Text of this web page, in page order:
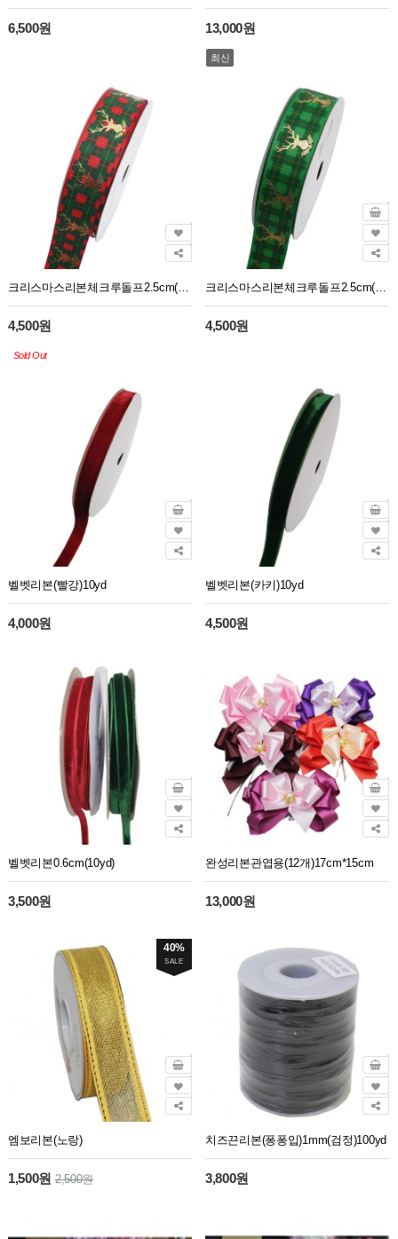
6,500원 13,000원
최신
4,500원
Sold Out
4,500원
벨벳리본(빨강)10yd
4,000원
벨벳리본(카키)10yd
4,500원
벨벳리본0.6cm(10yd)
3,500원
완성리본관엽용(12개)17cm*15cm
13,000원
40%
SALE
엠보리본(노랑)
1,500원 2,500원
치즈끈리본(퐁퐁입)1mm(검정)100yd
3,800원